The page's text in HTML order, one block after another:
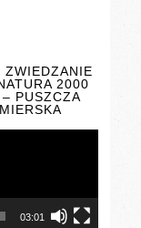
ZWIEDZANIE
2000
PUSZCZA
03:01